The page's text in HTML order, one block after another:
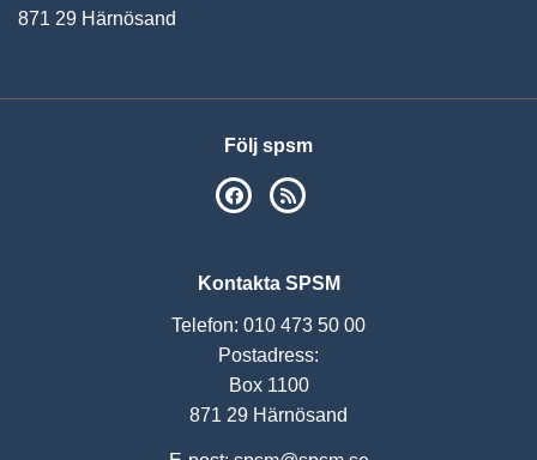
871 29 Härnösand
Följ spsm
SPSM på Facebook
Kontakta SPSM
Telefon: 010 473 50 00
Postadress:
Box 1100
871 29 Härnösand